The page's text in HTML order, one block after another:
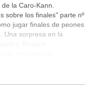
la Caro-Kann.
sobre los finales" parte nº
jugar finales de peones
Una sorpresa en la